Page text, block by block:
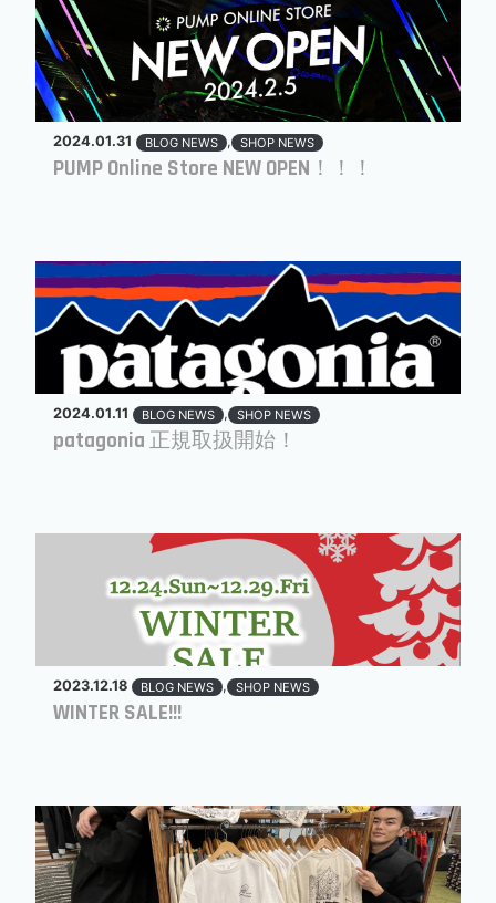
2024.01.31 BLOG NEWS , SHOP NEWS
PUMP Online Store NEW OPEN！！！
2024.01.11 BLOG NEWS , SHOP NEWS
patagonia 正規取扱開始！
2023.12.18 BLOG NEWS , SHOP NEWS
WINTER SALE!!!